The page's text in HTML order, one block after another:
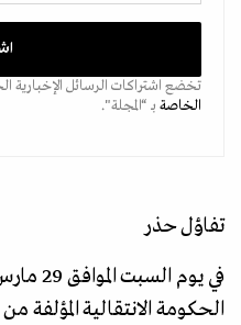
تخضع اشتراكات الرسائل الإخبارية
الخاصة بـ “المجلة".
تفاؤل حذر
في يوم